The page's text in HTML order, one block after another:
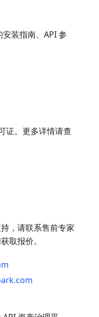
装指南、API 参
证。更多详情请查
，请联系售前专家
取报价。